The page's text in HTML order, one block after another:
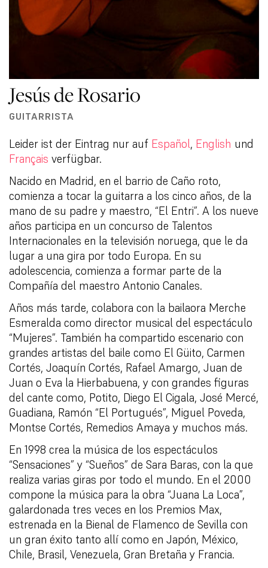
Jesús de Rosario
GUITARRISTA
Leider ist der Eintrag nur auf Español, English und
Français verfügbar.
Nacido en Madrid, en el barrio de Caño roto,
comienza a tocar la guitarra a los cinco años, de la
mano de su padre y maestro, “El Entri”. A los nueve
años participa en un concurso de Talentos
Internacionales en la televisión noruega, que le da
lugar a una gira por todo Europa. En su
adolescencia, comienza a formar parte de la
Compañía del maestro Antonio Canales.
Años más tarde, colabora con la bailaora Merche
Esmeralda como director musical del espectáculo
“Mujeres”. También ha compartido escenario con
grandes artistas del baile como El Güito, Carmen
Cortés, Joaquín Cortés, Rafael Amargo, Juan de
Juan o Eva la Hierbabuena, y con grandes figuras
del cante como, Potito, Diego El Cigala, José Mercé,
Guadiana, Ramón “El Portugués”, Miguel Poveda,
Montse Cortés, Remedios Amaya y muchos más.
En 1998 crea la música de los espectáculos
“Sensaciones” y “Sueños” de Sara Baras, con la que
realiza varias giras por todo el mundo. En el 2000
compone la música para la obra “Juana La Loca”,
galardonada tres veces en los Premios Max,
estrenada en la Bienal de Flamenco de Sevilla con
un gran éxito tanto allí como en Japón, México,
Chile, Brasil, Venezuela, Gran Bretaña y Francia.